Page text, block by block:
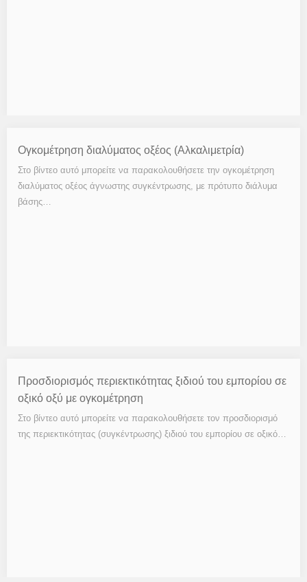
Ογκομέτρηση διαλύματος οξέος (Αλκαλιμετρία)
Στο βίντεο αυτό μπορείτε να παρακολουθήσετε την ογκομέτρηση
διαλύματος οξέος άγνωστης συγκέντρωσης, με πρότυπο διάλυμα
βάσης…
Προσδιορισμός περιεκτικότητας ξιδιού του εμπορίου σε
οξικό οξύ με ογκομέτρηση
Στο βίντεο αυτό μπορείτε να παρακολουθήσετε τον προσδιορισμό
της περιεκτικότητας (συγκέντρωσης) ξιδιού του εμπορίου σε οξικό…